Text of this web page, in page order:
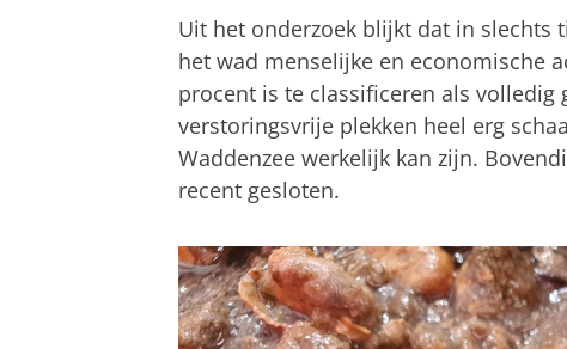
Uit het onderzoek blijkt dat in slechts
het wad menselijke en economische
procent is te classificeren als
verstoringsvrije plekken heel erg
Waddenzee werkelijk kan zijn.
recent gesloten.